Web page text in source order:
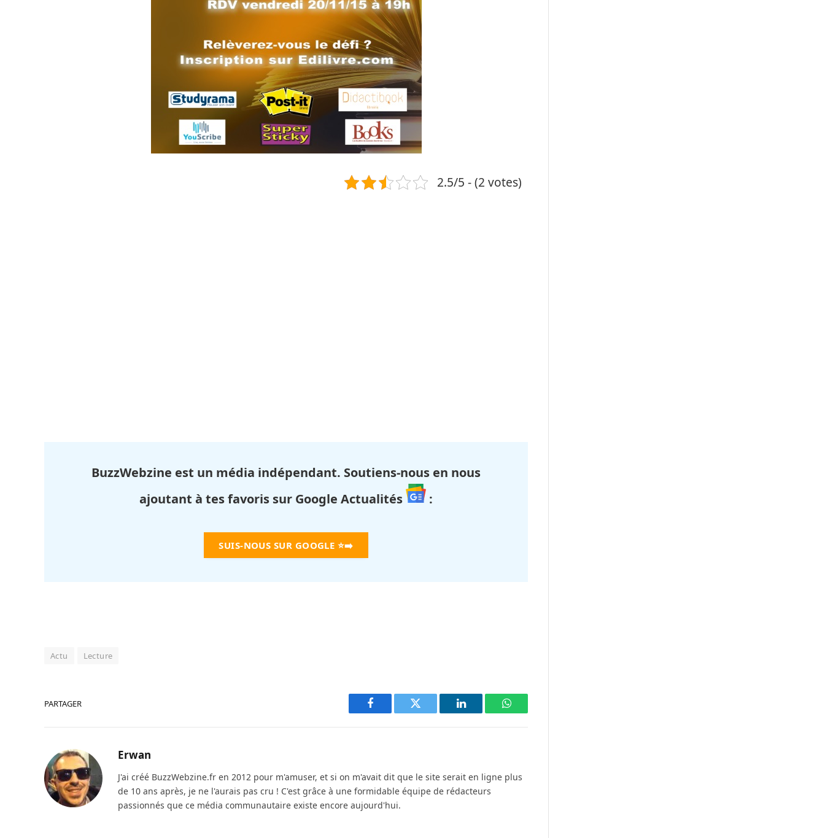
2.5/5 - (2 votes)
BuzzWebzine est un média indépendant. Soutiens-nous en nous
ajoutant à tes favoris sur Google Actualités
:
SUIS-NOUS SUR GOOGLE ⭐➡️
Actu Lecture
PARTAGER
Facebook Twitter LinkedIn WhatsApp
Erwan
J'ai créé BuzzWebzine.fr en 2012 pour m'amuser, et si on m'avait dit que le site serait en ligne plus
de 10 ans après, je ne l'aurais pas cru ! C'est grâce à une formidable équipe de rédacteurs
passionnés que ce média communautaire existe encore aujourd'hui.